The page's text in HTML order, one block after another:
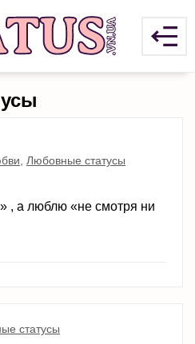
Любовные статусы
, а люблю «не смотря ни
статусы